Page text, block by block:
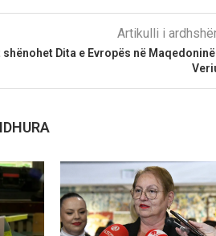
Artikulli i
shënohet Dita e Evropës në